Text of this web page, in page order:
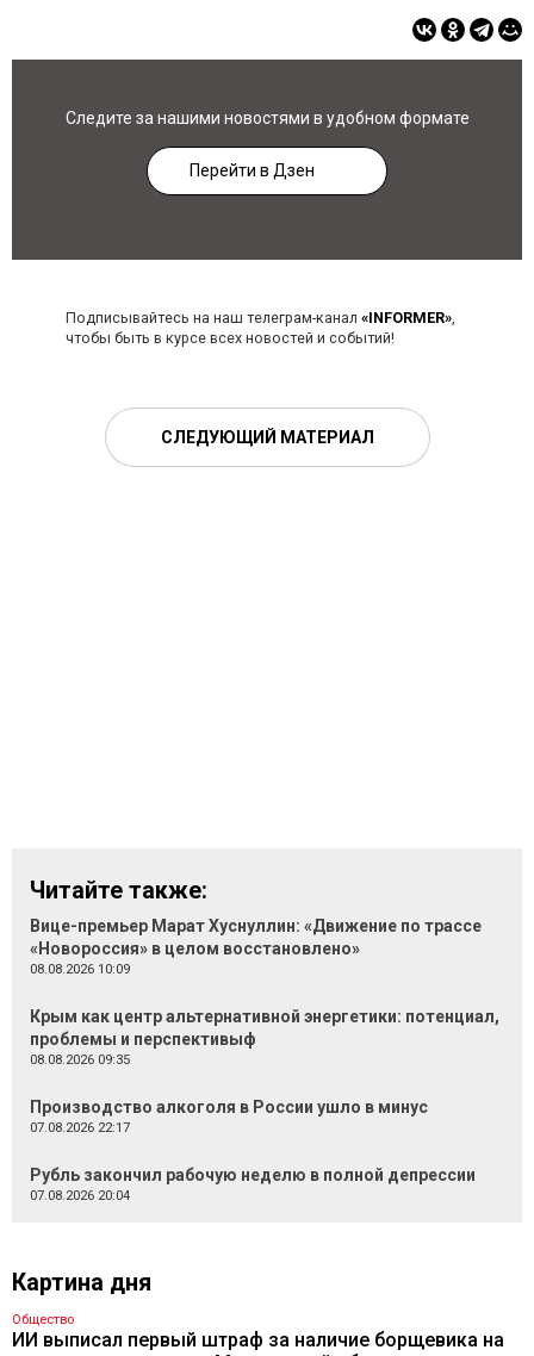
Следите за нашими новостями в удобном формате
Перейти в Дзен
Подписывайтесь на наш телеграм-канал «INFORMER»,
чтобы быть в курсе всех новостей и событий!
СЛЕДУЮЩИЙ МАТЕРИАЛ
Читайте также:
Вице-премьер Марат Хуснуллин: «Движение по трассе
«Новороссия» в целом восстановлено»
08.08.2026 10:09
Крым как центр альтернативной энергетики: потенциал,
проблемы и перспективыф
08.08.2026 09:35
Производство алкоголя в России ушло в минус
07.08.2026 22:17
Рубль закончил рабочую неделю в полной депрессии
07.08.2026 20:04
Картина дня
Общество
ИИ выписал первый штраф за наличие борщевика на